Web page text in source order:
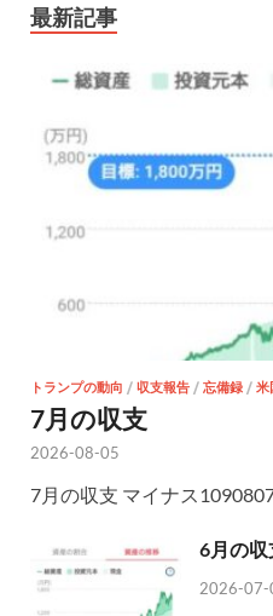
最新記事
トランプの動向 / 収支報告 / 忘備録 / 米
7月の収支
2026-08-05
7月の収支 マイナス
6月の収
2026-07-